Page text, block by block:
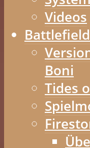
Videos
Boni
Tides